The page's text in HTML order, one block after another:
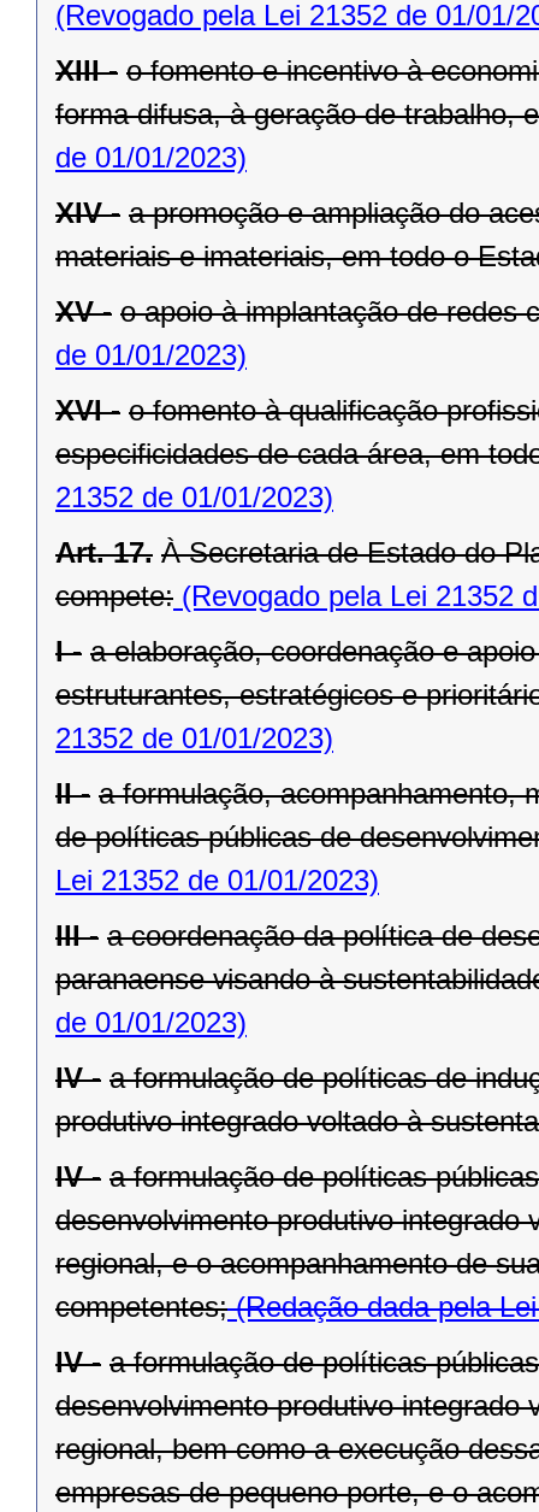
(Revogado pela Lei 21352 de 01/01/
XIII - o fomento e incentivo à
forma difusa, à geração de trabalho,
de 01/01/2023)
XIV - a promoção e ampliação do
materiais e imateriais, em todo o
XV - o apoio à implantação de redes
de 01/01/2023)
XVI - o fomento à qualificação
especificidades de cada área, em
21352 de 01/01/2023)
Art. 17. À Secretaria de Estado do
compete: (Revogado pela Lei 21352
I - a elaboração, coordenação e
estruturantes, estratégicos e
21352 de 01/01/2023)
II - a formulação, acompanhamento,
de políticas públicas de
Lei 21352 de 01/01/2023)
III - a coordenação da política de
paranaense visando à
de 01/01/2023)
IV - a formulação de políticas de
produtivo integrado voltado à
IV - a formulação de políticas
desenvolvimento produtivo integrado
regional, e o acompanhamento de
competentes;(Redação dada pela
IV - a formulação de políticas
desenvolvimento produtivo integrado
regional, bem como a execução
empresas de pequeno porte, e o